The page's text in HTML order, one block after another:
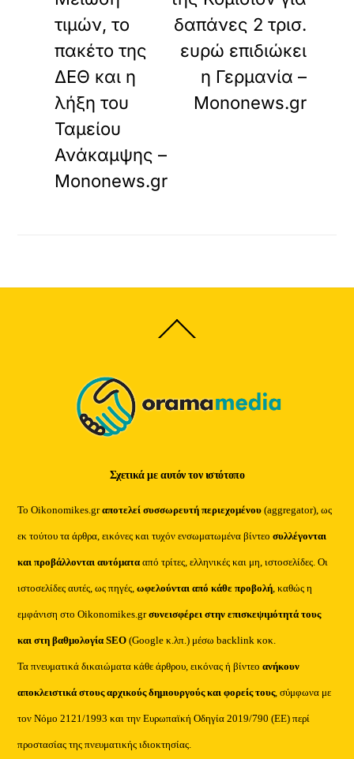
τιμών, το
πακέτο της
ΔΕΘ και η
λήξη του
Ταμείου
Ανάκαμψης –
Mononews.gr
δαπάνες 2 τρισ.
ευρώ επιδιώκει
η Γερμανία –
Mononews.gr
Back
To
Σχετικά με αυτόν τον ιστότοπο
Το Oikonomikes.grαποτελεί συσσωρευτή περιεχομένου (aggregator), ως
εκ τούτου τα άρθρα, εικόνες και τυχόν ενσωματωμένα βίντεοσυλλέγονται
και προβάλλονται αυτόματααπό τρίτες, ελληνικές και μη, ιστοσελίδες. Οι
ιστοσελίδες αυτές, ως πηγές,ωφελούνται από κάθε προβολή, καθώς η
εμφάνιση στο Oikonomikes.grσυνεισφέρει στην επισκεψιμότητά τους
και στη βαθμολογία SEO (Google κ.λπ.) μέσω backlink κοκ.
Τα πνευματικά δικαιώματα κάθε άρθρου, εικόνας ή βίντεοανήκουν
αποκλειστικά στους αρχικούς δημιουργούς και φορείς τους, σύμφωνα με
τον Νόμο 2121/1993 και την Ευρωπαϊκή Οδηγία 2019/790 (ΕΕ) περί
προστασίας της πνευματικής ιδιοκτησίας.